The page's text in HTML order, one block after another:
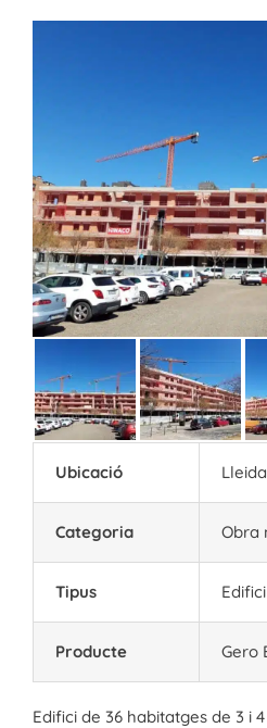
Ubicació Lleida
Categoria Obra
Tipus
Producte Gero
Edifici de 36 habitatges de 3 i